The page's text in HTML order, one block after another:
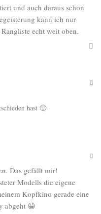
und auch daraus schon
kann ich nur
echt weit oben.
hast 🙂
Das gefällt mir!
Modells die eigene
Kopfkino gerade eine
abgeht 😀